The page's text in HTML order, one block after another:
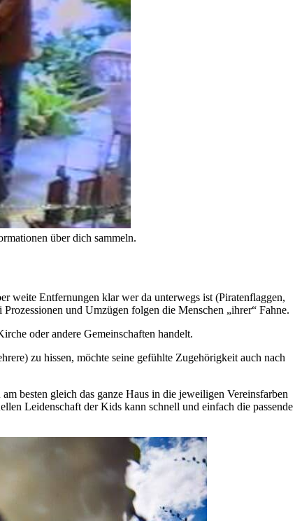
über dich sammeln.
weite Entfernungen klar wer da unterwegs ist (Piratenflaggen,
und Umzügen folgen die Menschen „ihrer“ Fahne.
oder andere Gemeinschaften handelt.
zu hissen, möchte seine gefühlte Zugehörigkeit auch nach
besten gleich das ganze Haus in die jeweiligen Vereinsfarben
Leidenschaft der Kids kann schnell und einfach die passende